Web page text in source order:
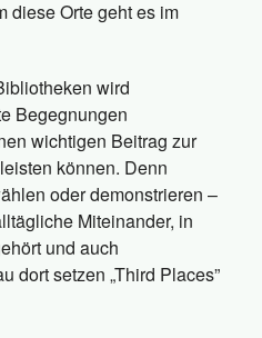
diese Orte geht es im
wird
Begegnungen
wichtigen Beitrag zur
können. Denn
oder demonstrieren –
Miteinander, in
und auch
dort setzen „Third Places”